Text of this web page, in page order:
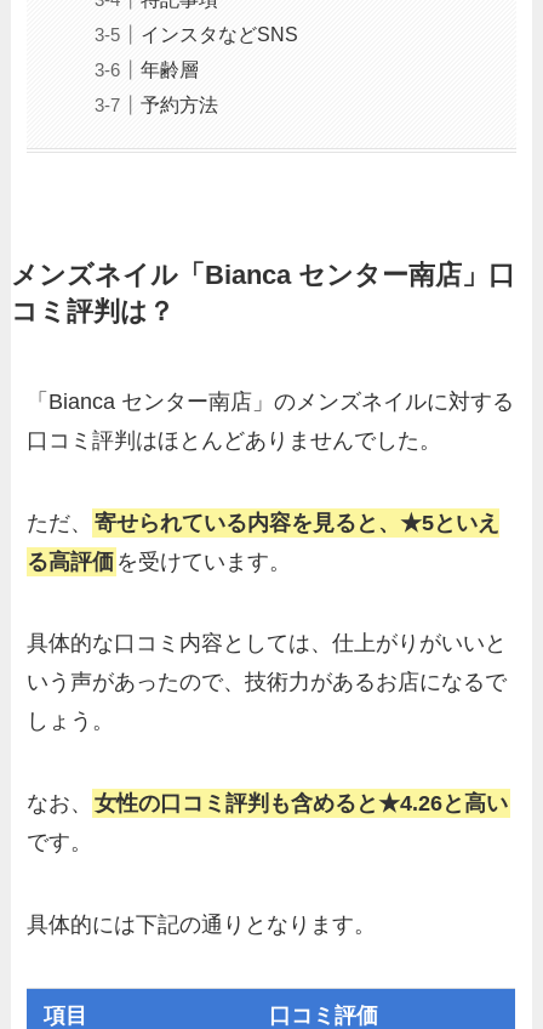
インスタなどSNS
年齢層
予約方法
メンズネイル「Bianca センター南店」口
コミ評判は？
「Bianca センター南店」のメンズネイルに対する
口コミ評判はほとんどありませんでした。
ただ、 寄せられている内容を見ると、★5といえ
る高評価 を受けています。
具体的な口コミ内容としては、仕上がりがいいと
いう声があったので、技術力があるお店になるで
しょう。
なお、 女性の口コミ評判も含めると★4.26と高い
です。
具体的には下記の通りとなります。
項目 口コミ評価